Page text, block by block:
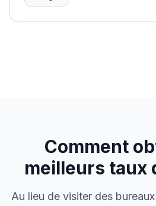
Comment
meilleurs taux
Au lieu de visiter des